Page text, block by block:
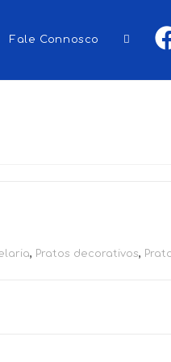
Fale Connosco Toggle
, Pratos decorativos,